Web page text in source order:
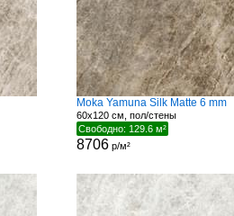
Moka Yamuna Silk Matte 6 mm
60x120 см, пол/стены
Свободно: 129.6 м²
8706р/м²